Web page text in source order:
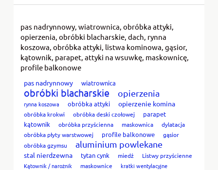
pas nadrynnowy, wiatrownica, obróbka attyki,
opierzenia, obróbki blacharskie, dach, rynna
koszowa, obróbka attyki, listwa kominowa, gąsior,
kątownik, parapet, attyki na wsuwkę, maskownicę,
profile balkonowe
pas nadrynnowy wiatrownica
obróbki blacharskie opierzenia
rynna koszowa obróbka attyki opierzenie komina
obróbka krokwi obróbka deski czołowej
parapet
kątownik
obróbka przyścienna maskownica
dylatacja
obróbka płyty warstwowej
profile balkonowe
gąsior
obróbka gzymsu
aluminium powlekane
stal nierdzewna tytan cynk miedź
Listwy przyścienne
Kątownik / narożnik
maskownice kratki wentylacyjne